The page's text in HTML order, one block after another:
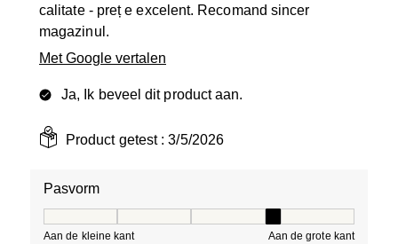
calitate - preț e excelent. Recomand sincer
magazinul.
Met Google vertalen
Ja, Ik beveel dit product aan.
Product getest :3/5/2026
Pasvorm
Aan de kleine kant Aan de grote kant